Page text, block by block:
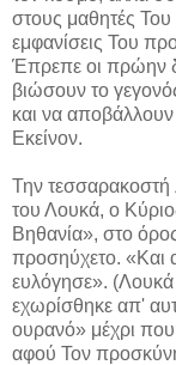
στους μαθητές Του
εμφανίσεις Του
Έπρεπε οι πρώην
βιώσουν το
και να αποβάλλουν
Εκείνον.
Την
του Λουκά, ο
Βηθανία», στο
προσηύχετο. «Και
ευλόγησε». (Λουκά
εχωρίσθηκε απ'
ουρανό» μέχρι που
αφού Τον